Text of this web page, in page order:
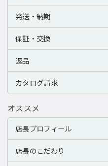
発送・納期
保証・交換
返品
カタログ請求
オススメ
店長プロフィール
店長のこだわり